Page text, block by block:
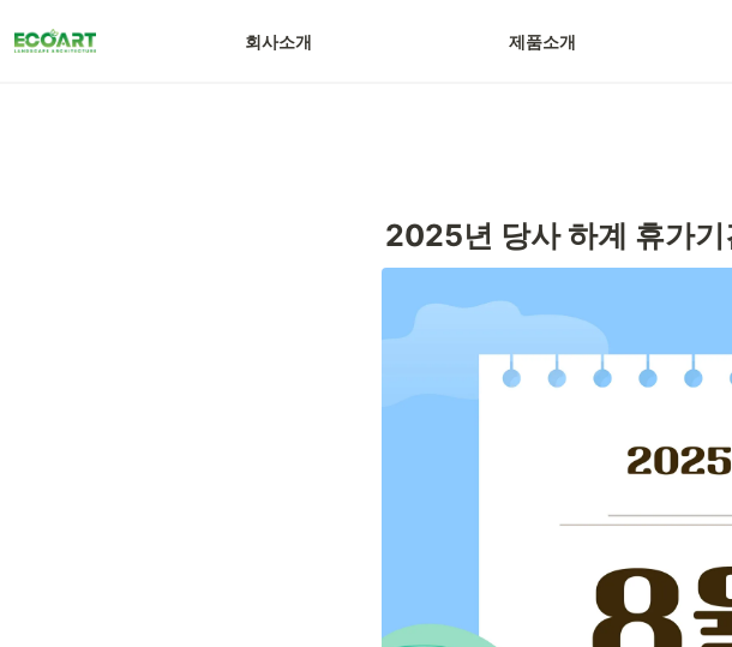
회사소개 제품소개
2025년 당사 하계 휴가